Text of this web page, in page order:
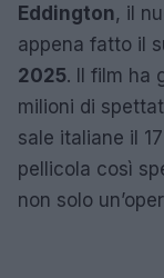
Eddington, il
appena fatto il
2025. Il film ha
milioni di
sale italiane il
pellicola così
non solo